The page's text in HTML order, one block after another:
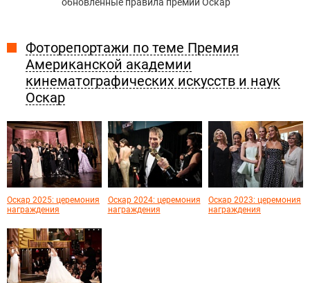
обновленные правила премии Оскар
Фоторепортажи по теме Премия
Американской академии
кинематографических искусств и наук
Оскар
Оскар 2025: церемония
награждения
Оскар 2024: церемония
награждения
Оскар 2023: церемония
награждения